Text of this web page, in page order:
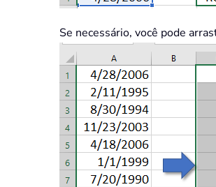
Se necessário, você pode